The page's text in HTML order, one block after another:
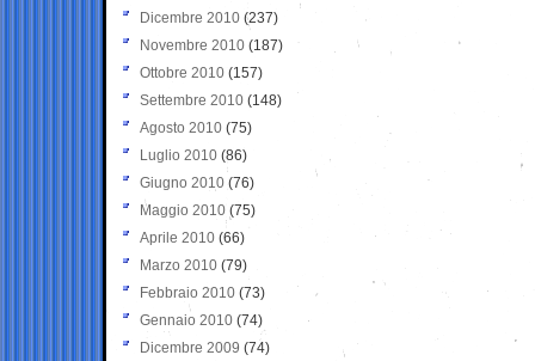
Dicembre 2010 (237)
Novembre 2010 (187)
Ottobre 2010 (157)
Settembre 2010 (148)
Agosto 2010 (75)
Luglio 2010 (86)
Giugno 2010 (76)
Maggio 2010 (75)
Aprile 2010 (66)
Marzo 2010 (79)
Febbraio 2010 (73)
Gennaio 2010 (74)
Dicembre 2009 (74)